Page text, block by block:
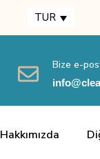
TUR
Bize e-
Hakkımızda